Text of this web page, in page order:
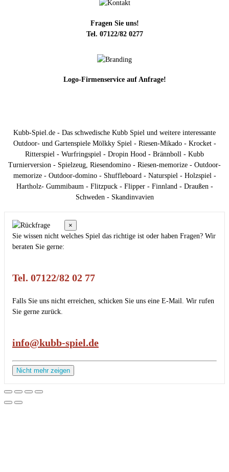
Fragen Sie uns!
Tel. 07122/82 0277
Logo-Firmenservice auf Anfrage!
Kubb-Spiel.de - Das schwedische Kubb Spiel und weitere interessante
Outdoor- und Gartenspiele Mölkky Spiel - Riesen-Mikado - Krocket -
Ritterspiel - Wurfringspiel - Dropin Hood - Brännboll - Kubb
Turnierversion - Spielzeug, Riesendomino - Riesen-memorize - Outdoor-
memorize - Outdoor-domino - Shuffleboard - Naturspiel - Holzspiel -
Hartholz- Gummibaum - Flitzpuck - Flipper - Finnland - Draußen -
Schweden - Skandinvavien
×
Sie wissen nicht welches Spiel das richtige ist oder haben Fragen? Wir
beraten Sie gerne:
Tel. 07122/82 02 77
Falls Sie uns nicht erreichen, schicken Sie uns eine E-Mail. Wir rufen
Sie gerne zurück.
info@kubb-spiel.de
Nicht mehr zeigen